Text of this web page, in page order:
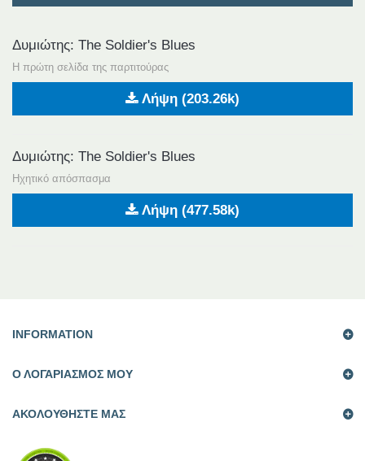
Δυμιώτης: The Soldier's Blues
Η πρώτη σελίδα της παρτιτούρας
Λήψη (203.26k)
Δυμιώτης: The Soldier's Blues
Ηχητικό απόσπασμα
Λήψη (477.58k)
INFORMATION
Ο ΛΟΓΑΡΙΑΣΜΟΣ ΜΟΥ
AΚΟΛΟΥΘΗΣΤΕ ΜΑΣ